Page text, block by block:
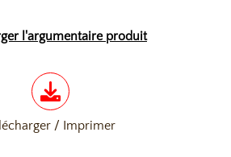
l'argumentaire produit
/ Imprimer